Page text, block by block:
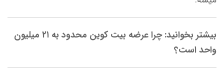
بیشتر بخوانید: چرا عرضه بیت‌ کوین محدود به ۲۱ میلیون
واحد است؟